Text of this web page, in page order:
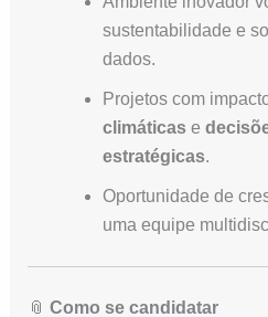
sustentabilidade e
dados.
Projetos com
climáticase
estratégicas.
Oportunidade de
uma equipe
📎 Como se candidatar